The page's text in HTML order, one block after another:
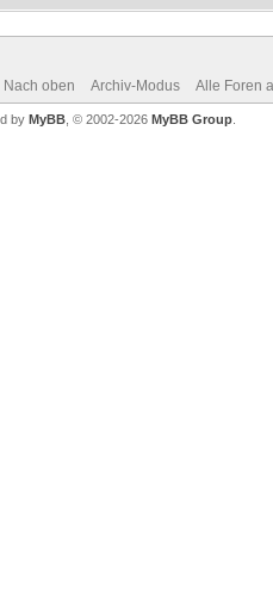
Nach oben Archiv-Modus Alle Foren
by MyBB , © 2002-2026 MyBB Group